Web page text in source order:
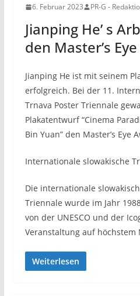
6. Februar 2023 PR-G -
Jianping He’ s
den Master’s
Jianping He ist mit seinem
erfolgreich. Bei der 11.
Trnava Poster Triennale
Plakatentwurf “Cinema
Bin Yuan” den Master’s Eye
Internationale slowakische
Die internationale
Triennale wurde im Jahr
von der UNESCO und der
Veranstaltung auf höchstem
Weiterlesen